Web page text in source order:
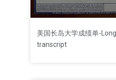
美国长岛大学成绩单-
transcript